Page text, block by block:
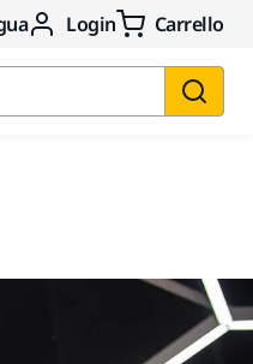
Login Carrello